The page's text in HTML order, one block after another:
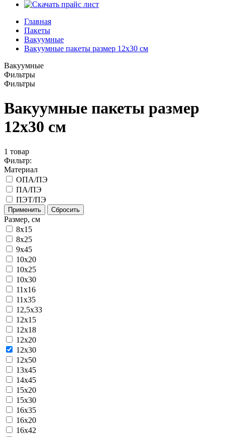
Главная
Пакеты
Вакуумные
Вакуумные пакеты размер 12x30 см
Вакуумные
Фильтры
Фильтры
Вакуумные пакеты размер
12x30 см
1 товар
Фильтр:
Материал
ОПА/ПЭ
ПА/ПЭ
ПЭТ/ПЭ
Применить Сбросить
Размер, см
8x15
8х25
9х45
10x20
10x25
10x30
11x16
11х35
12,5х33
12x15
12x18
12x20
12x30
12х50
13x45
14х45
15x20
15x30
16x35
16х20
16х42